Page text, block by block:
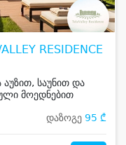
RESIDENCE
აუზით, საუნით და
მოედნებით
დაზოგე 95 ₾